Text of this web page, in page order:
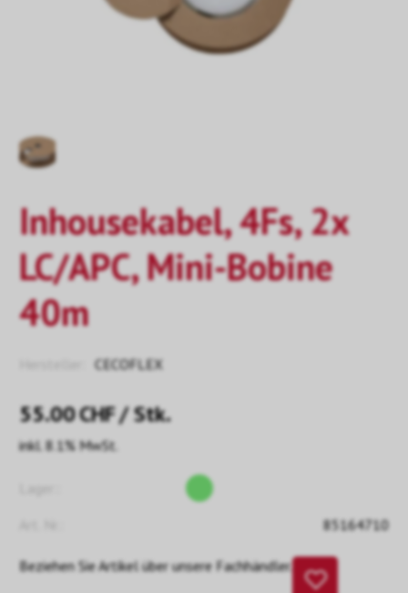
Inhousekabel, 4Fs, 2x
LC/APC, Mini-Bobine
40m
CECOFLEX
55.00CHF/ Stk.
inkl. 8.1% MwSt.
85164710
Beziehen Sie Artikel über unsere Fachhändler.